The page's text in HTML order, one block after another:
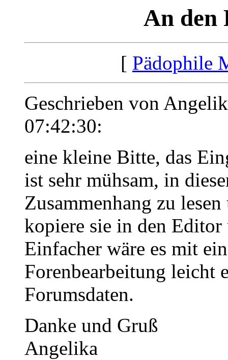
An den
[ Pädophile
Geschrieben von
07:42:30:
eine kleine Bitte, das
ist sehr mühsam, in
Zusammenhang zu
kopiere sie in den
Einfacher wäre es mit
Forenbearbeitung leicht
Forumsdaten.
Danke und Gruß
Angelika